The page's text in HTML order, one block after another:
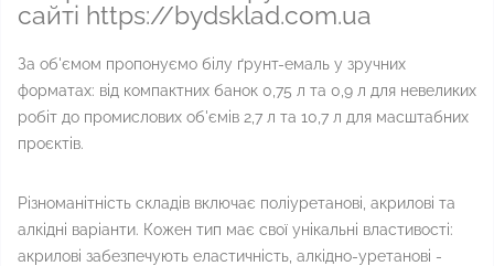
сайті https://bydsklad.com.ua
За об'ємом пропонуємо білу ґрунт-емаль у зручних
форматах: від компактних банок 0,75 л та 0,9 л для невеликих
робіт до промислових об'ємів 2,7 л та 10,7 л для масштабних
проєктів.
Різноманітність складів включає поліуретанові, акрилові та
алкідні варіанти. Кожен тип має свої унікальні властивості:
акрилові забезпечують еластичність, алкідно-уретанові -